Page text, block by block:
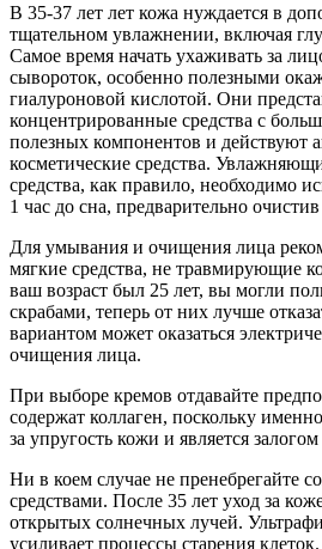
В 35-37 лет лет кожа нуждается в
тщательном увлажнении, включая
Самое время начать ухаживать за
сывороток, особенно полезными
гиалуроновой кислотой. Они
концентрированные средства с
полезных компонентов и действуют
косметические средства.
средства, как правило, необходимо
1 час до сна, предварительно
Для умывания и очищения лица
мягкие средства, не травмирующие
ваш возраст был 25 лет, вы могли
скрабами, теперь от них лучше
вариантом может оказаться
очищения лица.
При выборе кремов отдавайте
содержат коллаген, поскольку
за упругость кожи и является
Ни в коем случае не пренебрегайте
средствами. После 35 лет уход за
открытых солнечных лучей.
усиливает процессы старения клеток.